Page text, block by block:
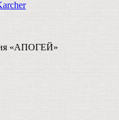
«АПОГЕЙ»